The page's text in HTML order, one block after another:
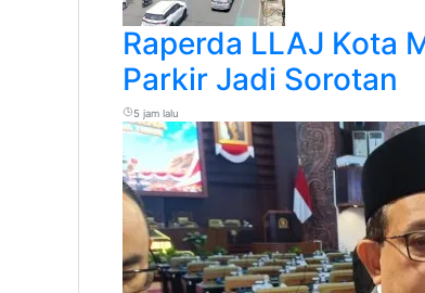
Raperda LLAJ Kota
Parkir Jadi Sorotan
5 jam lalu